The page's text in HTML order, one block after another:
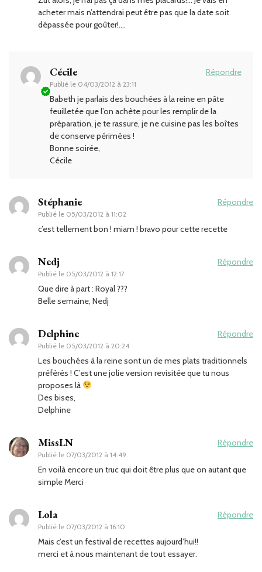
acheter mais n’attendrai peut être pas que la date soit
dépassée pour goûter!….
Cécile
Publié le 04/03/2012 à 23:11
Répondre
Babeth je parlais des bouchées à la reine en pâte
feuilletée que l’on achète pour les remplir de la
préparation, je te rassure, je ne cuisine pas les boîtes
de conserve périmées !
Bonne soirée,
Cécile
Stéphanie
Publié le 05/03/2012 à 11:02
Répondre
c’est tellement bon ! miam ! bravo pour cette recette
Nedj
Publié le 05/03/2012 à 12:17
Répondre
Que dire à part : Royal ???
Belle semaine, Nedj
Delphine
Publié le 05/03/2012 à 20:24
Répondre
Les bouchées à la reine sont un de mes plats traditionnels
préférés ! C’est une jolie version revisitée que tu nous
proposes là
Des bises,
Delphine
MissLN
Publié le 07/03/2012 à 14:49
Répondre
En voilà encore un truc qui doit être plus que on autant que
simple Merci
Lola
Publié le 07/03/2012 à 16:10
Répondre
Mais c’est un festival de recettes aujourd’hui!!
merci et à nous maintenant de tout essayer.